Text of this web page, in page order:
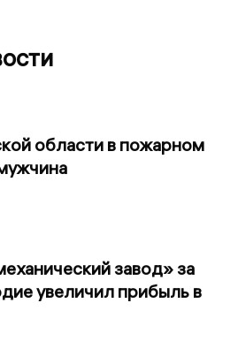
области в пожарном
завод» за
увеличил прибыль в